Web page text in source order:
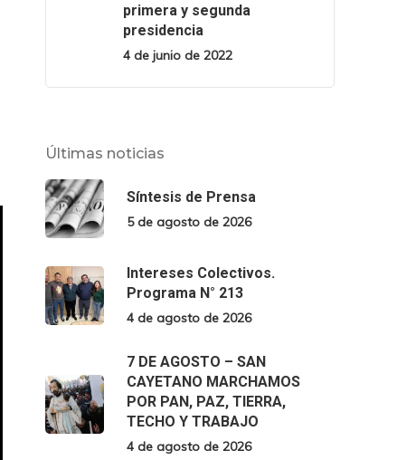
primera y segunda
presidencia
4 de junio de 2022
Últimas noticias
Síntesis de Prensa
5 de agosto de 2026
Intereses Colectivos.
Programa N° 213
4 de agosto de 2026
7 DE AGOSTO – SAN
CAYETANO MARCHAMOS
POR PAN, PAZ, TIERRA,
TECHO Y TRABAJO
4 de agosto de 2026